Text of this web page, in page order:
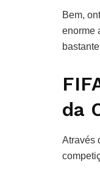
Bem,
enorme
da
Através